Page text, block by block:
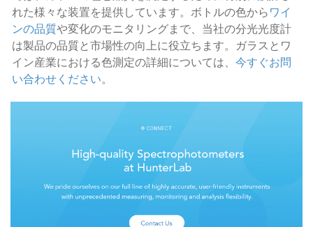
れた様々な装置を提供しています。ボトルの色からワイ
ンの品質や変化のモニタリングまで、当社の分光光度計
は製品の品質と市場性の向上に役立ちます。ガラスとワ
イン産業における色測定の詳細については、 今すぐお問
い合わせください。